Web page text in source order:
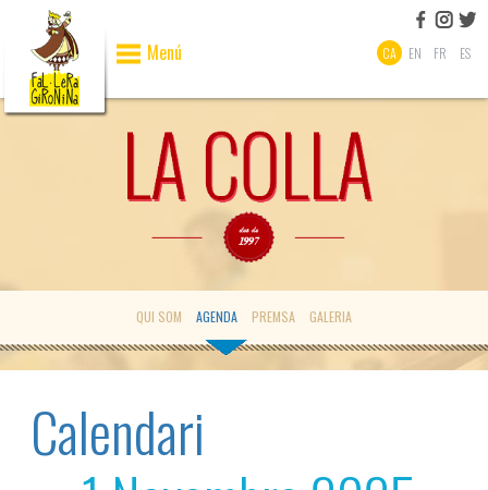
CA EN FR ES
Menú
QUI SOM AGENDA PREMSA GALERIA
Calendari